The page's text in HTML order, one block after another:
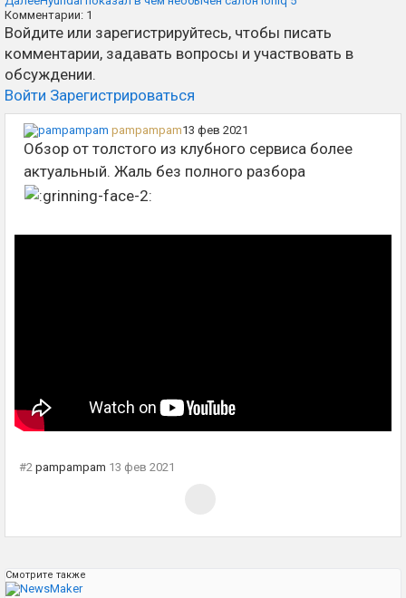
Комментарии: 1
Войдите или зарегистрируйтесь, чтобы писать
комментарии, задавать вопросы и участвовать в
обсуждении.
Войти Зарегистрироваться
pampampam13 фев 2021
Обзор от толстого из клубного сервиса более
актуальный. Жаль без полного разбора
#2 pampampam 13 фев 2021
Смотрите также